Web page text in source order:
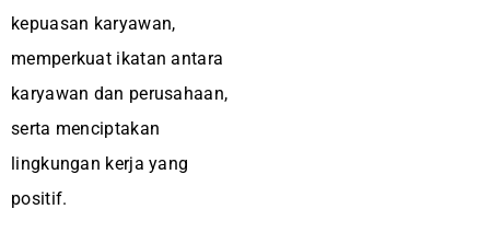
kepuasan karyawan,
memperkuat ikatan antara
karyawan dan perusahaan,
serta menciptakan
lingkungan kerja yang
positif.